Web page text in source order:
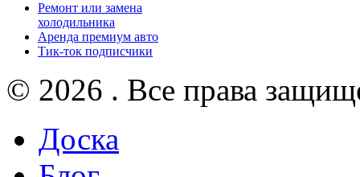
Ремонт или замена
холодильника
Аренда премиум авто
Тик-ток подписчики
© 2026 . Все права
Доска